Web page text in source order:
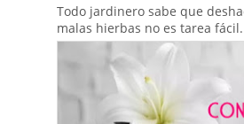
Todo jardinero sabe que
malas hierbas no es tarea